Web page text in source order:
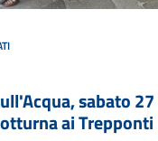
sabato
ai Trepponti